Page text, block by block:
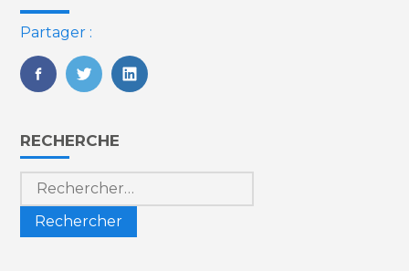
Partager :
FaceBook
TwitterLinkedIn
Blog
sidebar
RECHERCHE
Rechercher :